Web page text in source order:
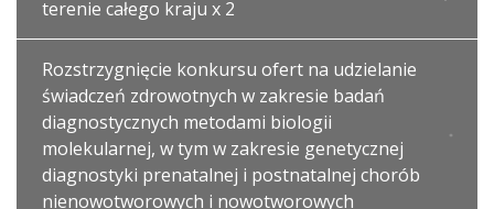
terenie całego kraju x 2
Rozstrzygnięcie konkursu ofert na udzielanie
świadczeń zdrowotnych w zakresie badań
diagnostycznych metodami biologii
molekularnej, w tym w zakresie genetycznej
diagnostyki prenatalnej i postnatalnej chorób
nienowotworowych i nowotworowych